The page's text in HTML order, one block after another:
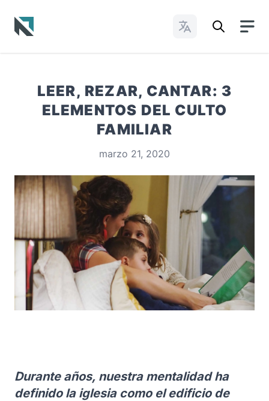
Cambiar idioma
LEER, REZAR, CANTAR: 3
ELEMENTOS DEL CULTO
FAMILIAR
marzo 21, 2020
Durante años, nuestra mentalidad ha
definido la iglesia como el edificio de